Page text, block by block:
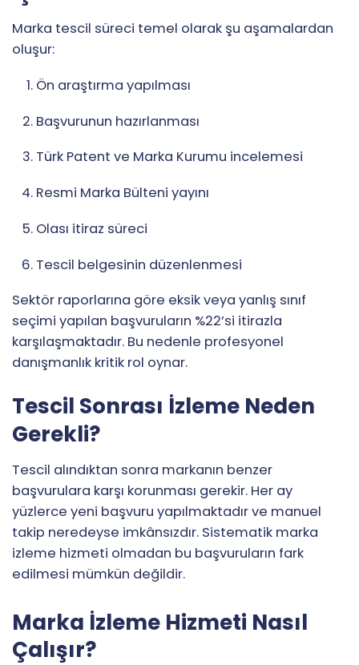
Marka tescil süreci temel olarak şu aşamalardan
oluşur:
Ön araştırma yapılması
Başvurunun hazırlanması
Türk Patent ve Marka Kurumu incelemesi
Resmi Marka Bülteni yayını
Olası itiraz süreci
Tescil belgesinin düzenlenmesi
Sektör raporlarına göre eksik veya yanlış sınıf
seçimi yapılan başvuruların %22’si itirazla
karşılaşmaktadır. Bu nedenle profesyonel
danışmanlık kritik rol oynar.
Tescil Sonrası İzleme Neden
Gerekli?
Tescil alındıktan sonra markanın benzer
başvurulara karşı korunması gerekir. Her ay
yüzlerce yeni başvuru yapılmaktadır ve manuel
takip neredeyse imkânsızdır. Sistematik marka
izleme hizmeti olmadan bu başvuruların fark
edilmesi mümkün değildir.
Marka İzleme Hizmeti Nasıl
Çalışır?